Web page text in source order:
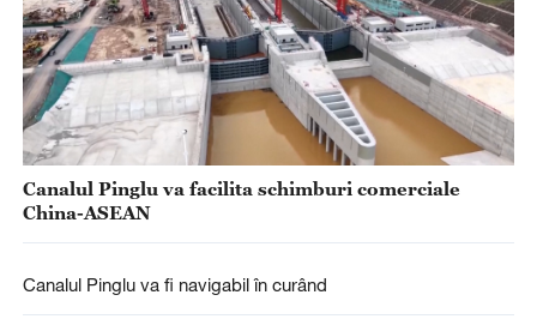
Canalul Pinglu va facilita schimburi comerciale
China-ASEAN
Canalul Pinglu va fi navigabil în curând